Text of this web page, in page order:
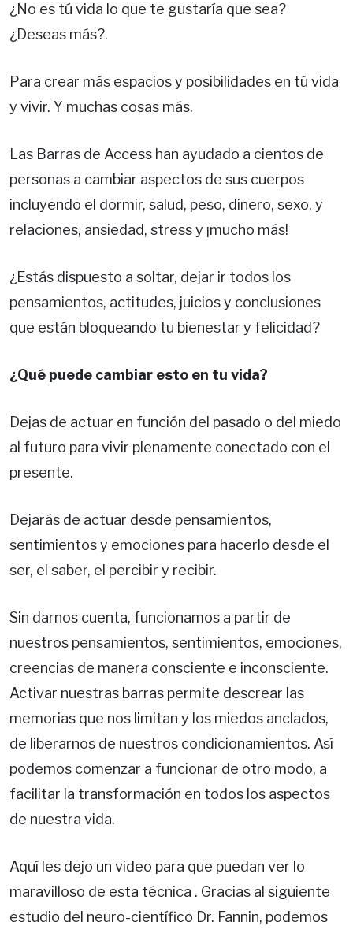
¿No es tú vida lo que te gustaría que sea?
¿Deseas más?.
Para crear más espacios y posibilidades en tú vida
y vivir. Y muchas cosas más.
Las Barras de Access han ayudado a cientos de
personas a cambiar aspectos de sus cuerpos
incluyendo el dormir, salud, peso, dinero, sexo, y
relaciones, ansiedad, stress y ¡mucho más!
¿Estás dispuesto a soltar, dejar ir todos los
pensamientos, actitudes, juicios y conclusiones
que están bloqueando tu bienestar y felicidad?
¿Qué puede cambiar esto en tu vida?
Dejas de actuar en función del pasado o del miedo
al futuro para vivir plenamente conectado con el
presente.
Dejarás de actuar desde pensamientos,
sentimientos y emociones para hacerlo desde el
ser, el saber, el percibir y recibir.
Sin darnos cuenta, funcionamos a partir de
nuestros pensamientos, sentimientos, emociones,
creencias de manera consciente e inconsciente.
Activar nuestras barras permite descrear las
memorias que nos limitan y los miedos anclados,
de liberarnos de nuestros condicionamientos. Así
podemos comenzar a funcionar de otro modo, a
facilitar la transformación en todos los aspectos
de nuestra vida.
Aquí les dejo un video para que puedan ver lo
maravilloso de esta técnica . Gracias al siguiente
estudio del neuro-científico Dr. Fannin, podemos